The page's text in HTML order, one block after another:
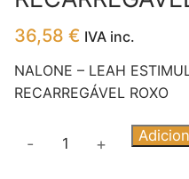
36,58 € IVA inc.
NALONE – LEAH
RECARREGÁVEL ROXO
Quantidade
- +